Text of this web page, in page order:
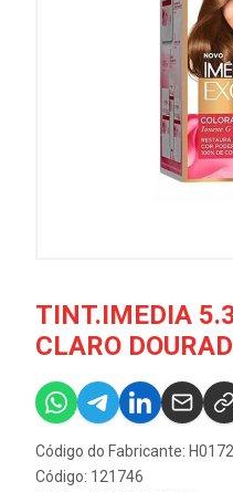
TINT.IMEDIA
CLARO
Código do Fabricante:
Código: 121746